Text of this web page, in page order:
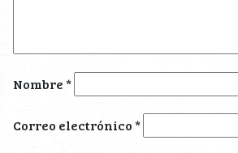
Nombre*
Correo electrónico*